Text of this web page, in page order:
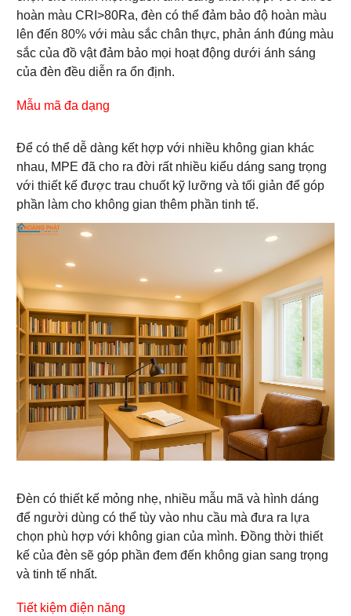
hoàn màu CRI>80Ra, đèn có thể đảm bảo độ hoàn màu
lên đến 80% với màu sắc chân thực, phản ánh đúng màu
sắc của đồ vật đảm bảo mọi hoạt động dưới ánh sáng
của đèn đều diễn ra ổn định.
Mẫu mã đa dạng
Để có thể dễ dàng kết hợp với nhiều không gian khác
nhau, MPE đã cho ra đời rất nhiều kiểu dáng sang trọng
với thiết kế được trau chuốt kỹ lưỡng và tối giản để góp
phần làm cho không gian thêm phần tinh tế.
Đèn có thiết kế mỏng nhẹ, nhiều mẫu mã và hình dáng
để người dùng có thể tùy vào nhu cầu mà đưa ra lựa
chọn phù hợp với không gian của mình. Đồng thời thiết
kế của đèn sẽ góp phần đem đến không gian sang trọng
và tinh tế nhất.
Tiết kiệm điện năng